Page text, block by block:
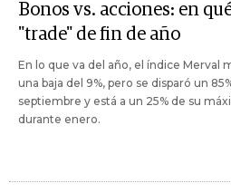
Bonos vs. acciones: en
"trade" de fin de año
En lo que va del año, el índice Merval
una baja del 9%, pero se disparó un
septiembre y está a un 25% de su
durante enero.